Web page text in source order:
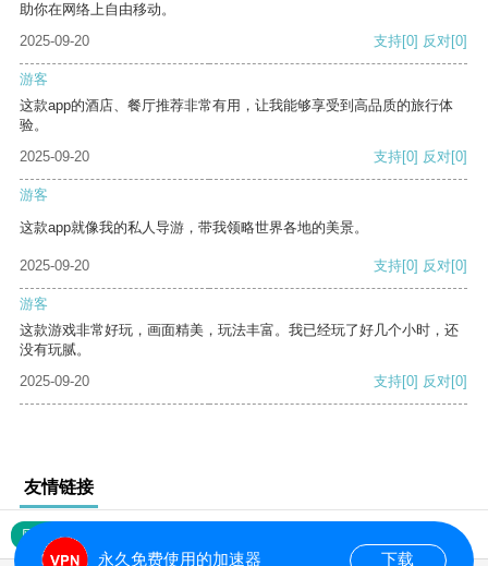
助你在网络上自由移动。
2025-09-20
支持[0] 反对[0]
游客
这款app的酒店、餐厅推荐非常有用，让我能够享受到高品质的旅行体
验。
2025-09-20
支持[0] 反对[0]
游客
这款app就像我的私人导游，带我领略世界各地的美景。
2025-09-20 支持[0] 反对[0]
游客
这款游戏非常好玩，画面精美，玩法丰富。我已经玩了好几个小时，还
没有玩腻。
2025-09-20
支持[0] 反对[0]
友情链接
网站地图
永久免费使用的加速器 下载